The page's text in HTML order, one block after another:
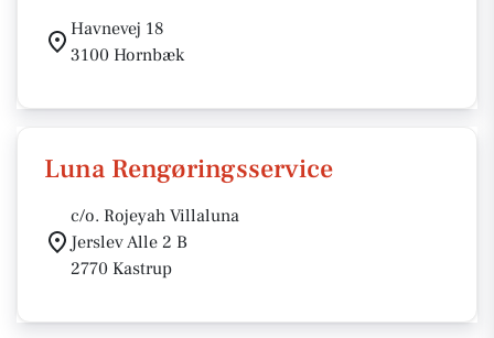
Havnevej 18
3100 Hornbæk
Luna Rengøringsservice
c/o. Rojeyah Villaluna
Jerslev Alle 2 B
2770 Kastrup